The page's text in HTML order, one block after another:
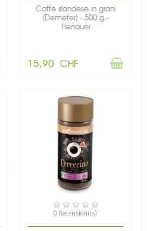
Caffè irlandese in grani
(Demeter) - 500 g -
Henauer
15,90 CHF
NON DISPONIBILE
0 Recensioni(s)